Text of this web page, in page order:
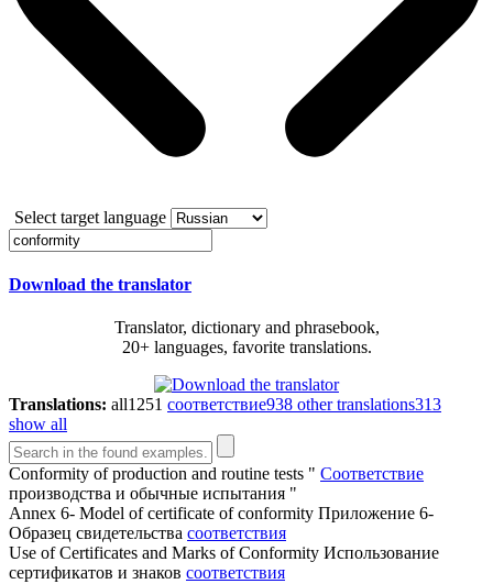
Select target language
Download the translator
Translator, dictionary and phrasebook,
20+ languages, favorite translations.
Translations: all1251 соответствие938 other translations313
show all
Conformity of production and routine tests " Соответствие
производства и обычные испытания "
Annex 6- Model of certificate ofconformity Приложение 6-
Образец свидетельства соответствия
Use of Certificates and Marks ofConformity Использование
сертификатов и знаков соответствия